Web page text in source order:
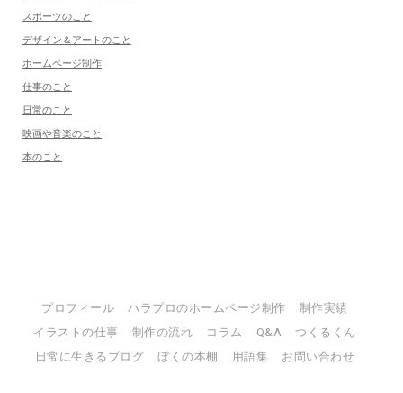
スポーツのこと
デザイン＆アートのこと
ホームページ制作
仕事のこと
日常のこと
映画や音楽のこと
本のこと
プロフィール ハラプロのホームページ制作
制作実績
イラストの仕事
制作の流れ コラム Q&A
つくるくん
日常に生きるブログ
ぼくの本棚 用語集 お問い合わせ